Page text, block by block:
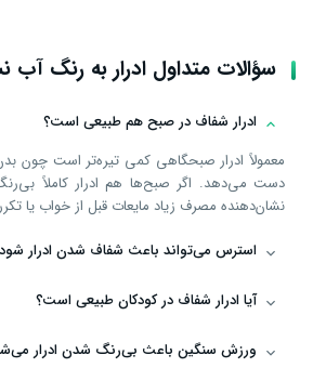
سؤالات متداول ادرار به رنگ
ادرار شفاف در صبح هم طبیعی است؟
معمولاً ادرار صبحگاهی کمی تیره‌تر است چون
دست می‌دهد. اگر صبح‌ها هم ادرار کاملاً
نشان‌دهنده مصرف زیاد مایعات قبل از خواب یا تکرر
استرس می‌تواند باعث شفاف شدن ادرار
آیا ادرار شفاف در کودکان طبیعی است؟
ورزش سنگین باعث بی‌رنگ شدن ادرار